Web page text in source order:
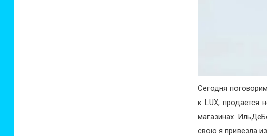
Сегодня
к LUX, продается
магазинах
свою я привезла